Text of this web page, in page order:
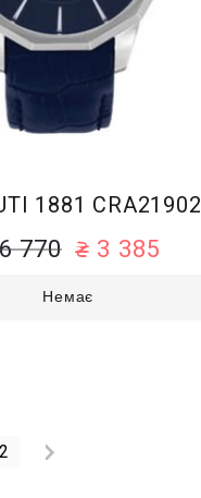
1881 CRA21902
6 770 3 385
Немає
2